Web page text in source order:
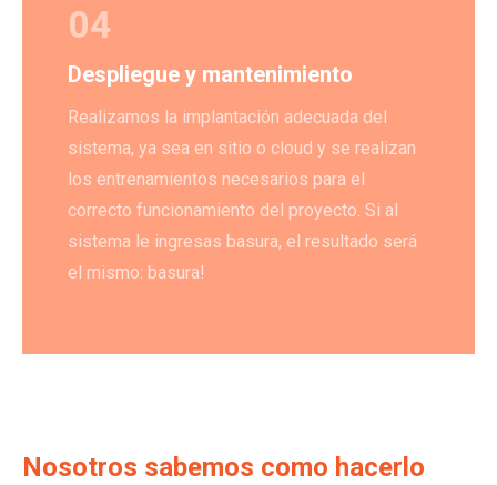
04
Despliegue y mantenimiento
Realizamos la implantación adecuada del
sistema, ya sea en sitio o cloud y se realizan
los entrenamientos necesarios para el
correcto funcionamiento del proyecto. Si al
sistema le ingresas basura, el resultado será
el mismo: basura!
Nosotros sabemos como hacerlo